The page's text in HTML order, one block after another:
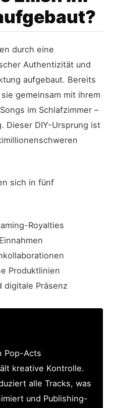
durch eine
Authentizität und
aufgebaut. Bereits
gemeinsam mit ihrem
im Schlafzimmer –
Dieser DIY-Ursprung ist
sich in fünf
Royalties
Produktlinien
digitale Präsenz
Pop-Acts
kreative Kontrolle.
alle Tracks, was
und Publishing-